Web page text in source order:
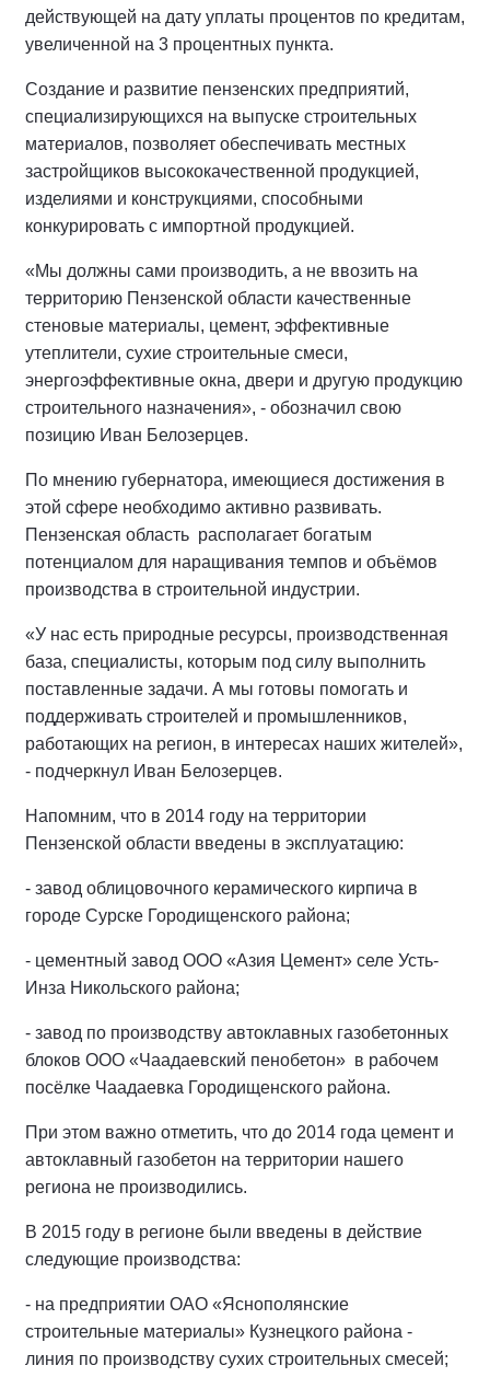
действующей на дату уплаты процентов по кредитам,
увеличенной на 3 процентных пункта.
Создание и развитие пензенских предприятий,
специализирующихся на выпуске строительных
материалов, позволяет обеспечивать местных
застройщиков высококачественной продукцией,
изделиями и конструкциями, способными
конкурировать с импортной продукцией.
«Мы должны сами производить, а не ввозить на
территорию Пензенской области качественные
стеновые материалы, цемент, эффективные
утеплители, сухие строительные смеси,
энергоэффективные окна, двери и другую продукцию
строительного назначения», - обозначил свою
позицию Иван Белозерцев.
По мнению губернатора, имеющиеся достижения в
этой сфере необходимо активно развивать.
Пензенская область располагает богатым
потенциалом для наращивания темпов и объёмов
производства в строительной индустрии.
«У нас есть природные ресурсы, производственная
база, специалисты, которым под силу выполнить
поставленные задачи. А мы готовы помогать и
поддерживать строителей и промышленников,
работающих на регион, в интересах наших жителей»,
- подчеркнул Иван Белозерцев.
Напомним, что в 2014 году на территории
Пензенской области введены в эксплуатацию:
- завод облицовочного керамического кирпича в
городе Сурске Городищенского района;
- цементный завод ООО «Азия Цемент» селе Усть-
Инза Никольского района;
- завод по производству автоклавных газобетонных
блоков ООО «Чаадаевский пенобетон» в рабочем
посёлке Чаадаевка Городищенского района.
При этом важно отметить, что до 2014 года цемент и
автоклавный газобетон на территории нашего
региона не производились.
В 2015 году в регионе были введены в действие
следующие производства:
- на предприятии ОАО «Яснополянские
строительные материалы» Кузнецкого района -
линия по производству сухих строительных смесей;